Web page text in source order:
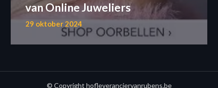
van Online Juweliers
29 oktober 2024
© Copyright hofleveranciervanrubens.be